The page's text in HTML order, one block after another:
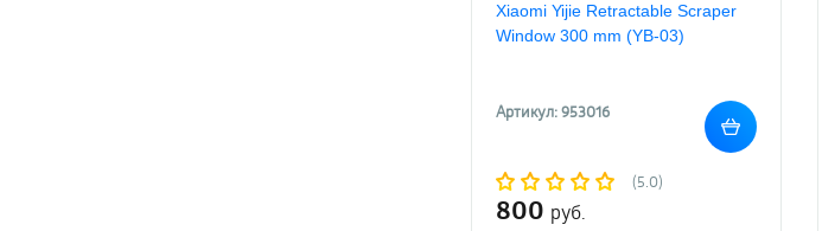
Xiaomi Yijie Retractable Scraper
Window 300 mm (YB-03)
Артикул: 953016
(5.0)
800 руб.